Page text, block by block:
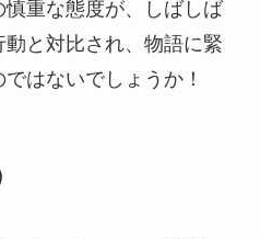
慎重な態度が、しばしば
と対比され、物語に緊
はないでしょうか！